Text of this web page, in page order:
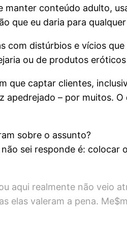
manter conteúdo adulto,
que eu daria para
com distúrbios e vícios
ou de produtos
que captar clientes,
apedrejado – por muitos.
sobre o assunto?
não sei responde é:
aqui realmente não veio
elas valeram a pena.